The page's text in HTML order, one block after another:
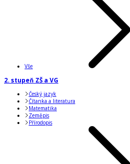
Vše
2. stupeň ZŠ a VG
Český jazyk
Čítanka a literatura
Matematika
Zeměpis
Přírodopis